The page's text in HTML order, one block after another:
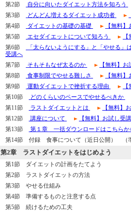
第2節
自分に向いたダイエット方法を知ろう
第3節
どんどん増えるダイエット成功者
第4節
ダイエットの基礎の基礎
【無料
第5節
エセダイエットについて知ろう
第6節
「太らないようにする」と「やせる」
受講へ
第7節
そもそもなぜ太るのか
【無料】
第8節
食事制限でやせる難しさ
【無料
第9節
運動ダイエットで挫折する理由
第10節
どのくらいのペースでやせるべきか
第11節
ラストダイエットとは
【無料】
第12節
講座について
【無料】お試し受
第13節
第１章 一括ダウンロードはこちらか
第14節 付録 食事について（近日公開） （準
第2章 ラストダイエットをはじめよう
第1節 ダイエットの計画をたてよう
第2節 ラストダイエットの方法
第3節 やせる仕組み
第4節 準備するものと注意する点
第5節 続けるための工夫